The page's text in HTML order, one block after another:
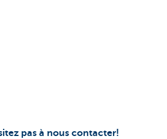
pas à nous contacter!